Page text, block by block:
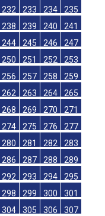
232 233 234
235
238 239 240
241
244 245 246
247
250 251 252
253
256 257 258
259
262 263 264
265
268 269 270
271
274 275 276
277
280 281 282
283
286 287 288
289
292 293 294
295
298 299 300
301
304 305 306
307